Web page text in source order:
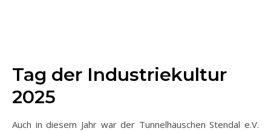
Tag der Industriekultur
2025
Auch in diesem Jahr war der Tunnelhäuschen Stendal e.V.